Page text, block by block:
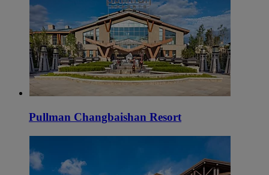
Pullman Changbaishan Resort